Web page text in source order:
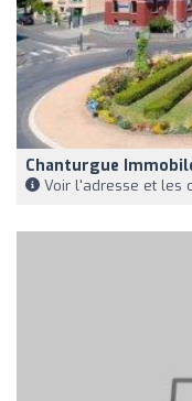
Chanturgue
Voir l'adresse et les